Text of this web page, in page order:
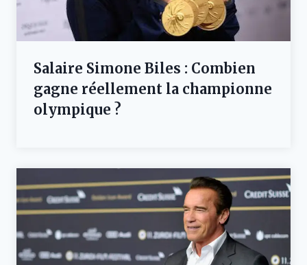
Salaire Simone Biles : Combien
gagne réellement la championne
olympique ?